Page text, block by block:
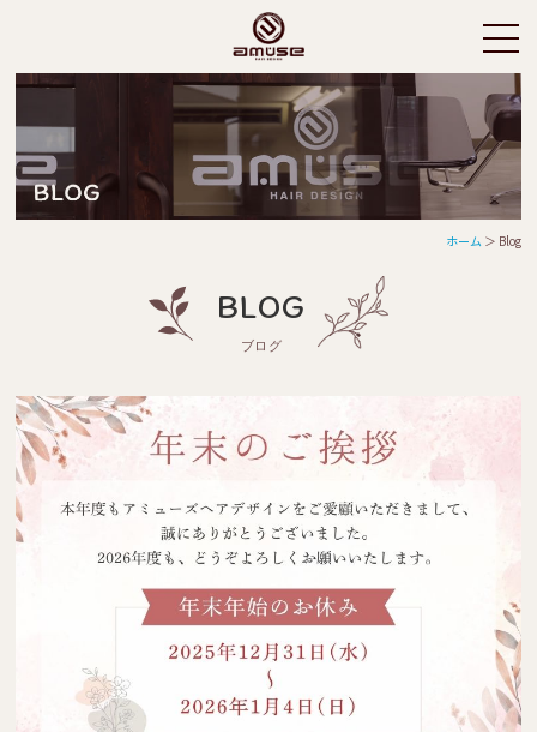
ホーム＞ Blog
BLOG
ブログ